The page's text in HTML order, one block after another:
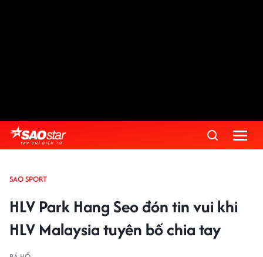
SAO SPORT
HLV Park Hang Seo đón tin vui khi
HLV Malaysia tuyên bố chia tay